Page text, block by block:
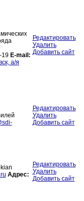
19 E-mail:
а/я
Редактировать
Удалить
Добавить сайт
Редактировать
Удалить
Добавить сайт
Адрес:
Редактировать
Удалить
Добавить сайт